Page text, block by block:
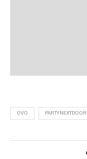
OVO PARTYNEXTDOOR